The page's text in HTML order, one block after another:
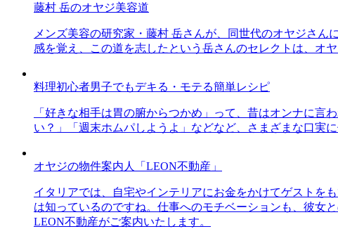
藤村 岳のオヤジ美容道
メンズ美容の研究家・藤村 岳さんが、同世代のオヤジさ
感を覚え、この道を志したという岳さんのセレクトは、オ
料理初心者男子でもデキる・モテる簡単レシピ
「好きな相手は胃の腑からつかめ」って、昔はオンナに
い？」「週末ホムパしようよ」などなど、さまざまな口実
オヤジの物件案内人「LEON不動産」
イタリアでは、自宅やインテリアにお金をかけてゲストを
は知っているのですね。仕事へのモチベーションも、彼女
LEON不動産がご案内いたします。